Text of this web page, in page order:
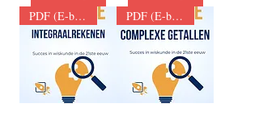
PDF (E-boek) PDF (E-boek)